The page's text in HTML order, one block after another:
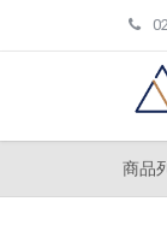
商品